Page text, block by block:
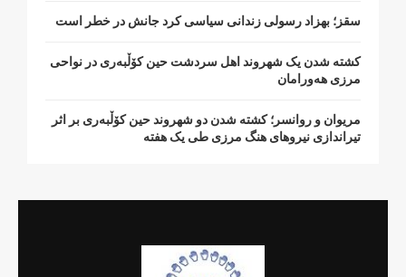
سقز؛ بهزاد رسولی زندانی سیاسی کرد جانش در خطر است
کشتە شدن یک شهروند اهل سردشت حین کۆڵبەری در نواحی
مرزی هەورامان
مریوان و روانسر؛ کشته شدن دو شهروند حین کۆڵبەری بر اثر
تیراندازی نیروهای هنگ مرزی طی یک هفته